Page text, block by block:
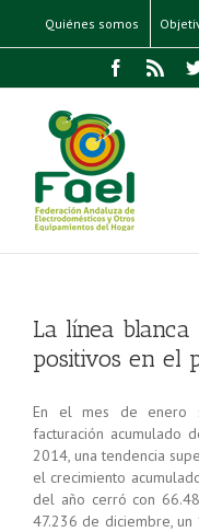
Quiénes somos
La línea blanca
positivos en el
En el mes de enero
facturación acumulado
2014, una tendencia
el crecimiento
del año cerró con
47.236 de diciembre,